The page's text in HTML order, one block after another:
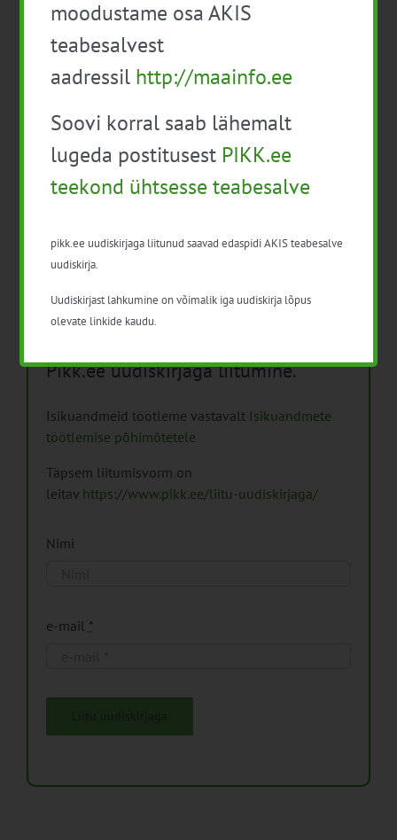
Isikukaitsevahendid ja ohutusnõuded
taimekaitsetöödel
Mida näitavad toiduohutuse seirearuanded
Arhiiv
Pikk.ee uudiskirjaga liitumine.
Isikuandmeid töötleme vastavalt Isikuandmete
töötlemise põhimõtetele
Täpsem liitumisvorm on
leitav https://www.pikk.ee/liitu-uudiskirjaga/
Nimi
e-mail *
moodustame osa AKIS
teabesalvest
aadressil http://maainfo.ee
Soovi korral saab lähemalt
lugeda postitusest PIKK.ee
teekond ühtsesse teabesalve
pikk.ee uudiskirjaga liitunud saavad edaspidi AKIS teabesalve
uudiskirja.
Uudiskirjast lahkumine on võimalik iga uudiskirja lõpus
olevate linkide kaudu.